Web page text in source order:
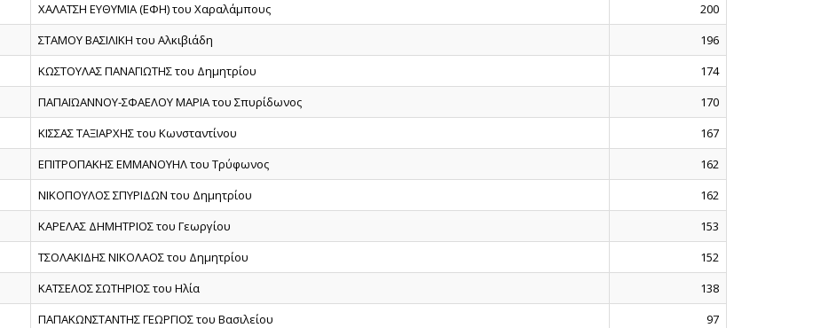
ΧΑΛΑΤΣΗ ΕΥΘΥΜΙΑ (ΕΦΗ) του Χαραλάμπους
200
ΣΤΑΜΟΥ ΒΑΣΙΛΙΚΗ του Αλκιβιάδη
196
ΚΩΣΤΟΥΛΑΣ ΠΑΝΑΓΙΩΤΗΣ του Δημητρίου
174
ΠΑΠΑΪΩΑΝΝΟΥ-ΣΦΑΕΛΟΥ ΜΑΡΙΑ του Σπυρίδωνος
170
ΚΙΣΣΑΣ ΤΑΞΙΑΡΧΗΣ του Κωνσταντίνου
167
ΕΠΙΤΡΟΠΑΚΗΣ ΕΜΜΑΝΟΥΗΛ του Τρύφωνος
162
ΝΙΚΟΠΟΥΛΟΣ ΣΠΥΡΙΔΩΝ του Δημητρίου
162
ΚΑΡΕΛΑΣ ΔΗΜΗΤΡΙΟΣ του Γεωργίου
153
ΤΣΟΛΑΚΙΔΗΣ ΝΙΚΟΛΑΟΣ του Δημητρίου
152
ΚΑΤΣΕΛΟΣ ΣΩΤΗΡΙΟΣ του Ηλία
138
ΠΑΠΑΚΩΝΣΤΑΝΤΗΣ ΓΕΩΡΓΙΟΣ του Βασιλείου
97